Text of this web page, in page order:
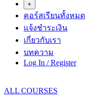
+
คอร์สเรียนทั้งหมด
แจ้งชำระเงิน
เกี่ยวกับเรา
บทความ
Log In / Register
ALL COURSES